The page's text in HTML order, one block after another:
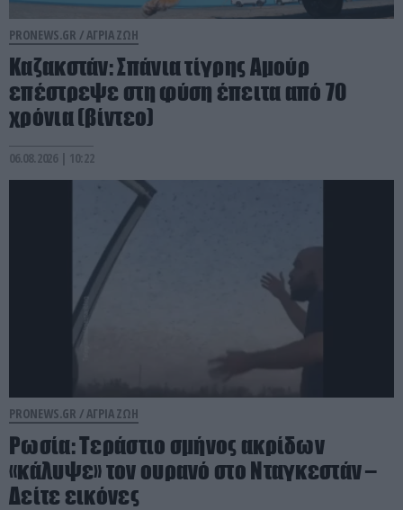
PRONEWS.GR /ΑΓΡΙΑ ΖΩΗ
Καζακστάν: Σπάνια τίγρης Αμούρ
επέστρεψε στη φύση έπειτα από 70
χρόνια (βίντεο)
06.08.2026 | 10:22
PRONEWS.GR /ΑΓΡΙΑ ΖΩΗ
Ρωσία: Τεράστιο σμήνος ακρίδων
«κάλυψε» τον ουρανό στο Νταγκεστάν –
Δείτε εικόνες